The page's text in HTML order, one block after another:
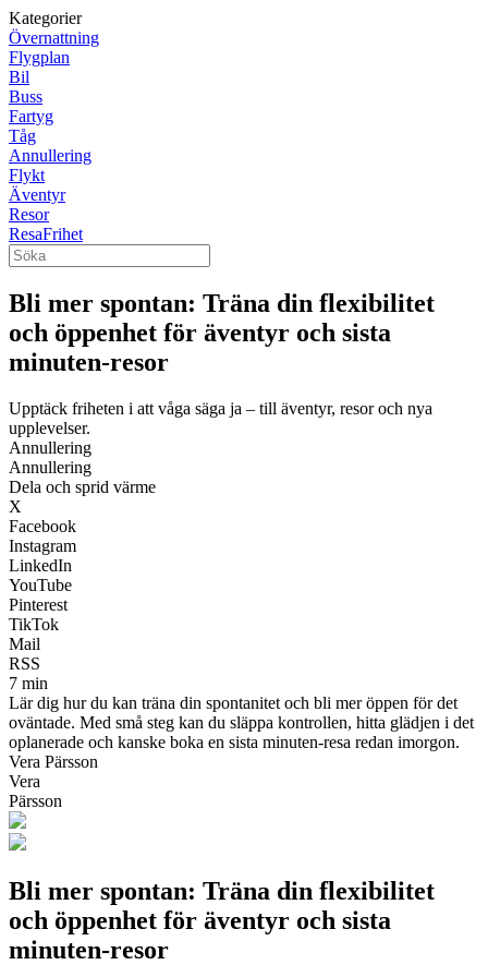
Kategorier
Övernattning
Flygplan
Bil
Buss
Fartyg
Tåg
Annullering
Flykt
Äventyr
Resor
ResaFrihet
Bli mer spontan: Träna din flexibilitet
och öppenhet för äventyr och sista
minuten-resor
Upptäck friheten i att våga säga ja – till äventyr, resor och nya
upplevelser.
Annullering
Annullering
Dela och sprid värme
X
Facebook
Instagram
LinkedIn
YouTube
Pinterest
TikTok
Mail
RSS
7 min
Lär dig hur du kan träna din spontanitet och bli mer öppen för det
oväntade. Med små steg kan du släppa kontrollen, hitta glädjen i det
oplanerade och kanske boka en sista minuten-resa redan imorgon.
Vera Pärsson
Vera
Pärsson
Bli mer spontan: Träna din flexibilitet
och öppenhet för äventyr och sista
minuten-resor